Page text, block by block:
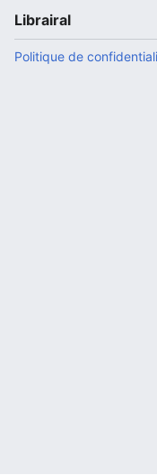
Librairal
Politique de